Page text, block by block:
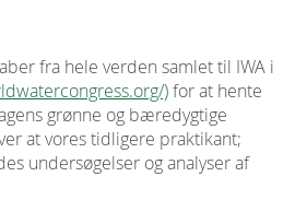
fra hele verden samlet til IWA i
)for at hente
grønne og bæredygtige
at vores tidligere praktikant;
undersøgelser og analyser af